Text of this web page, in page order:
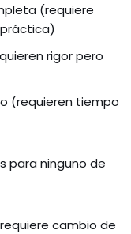
(requiere
rigor pero
(requieren tiempo
para ninguno de
cambio de